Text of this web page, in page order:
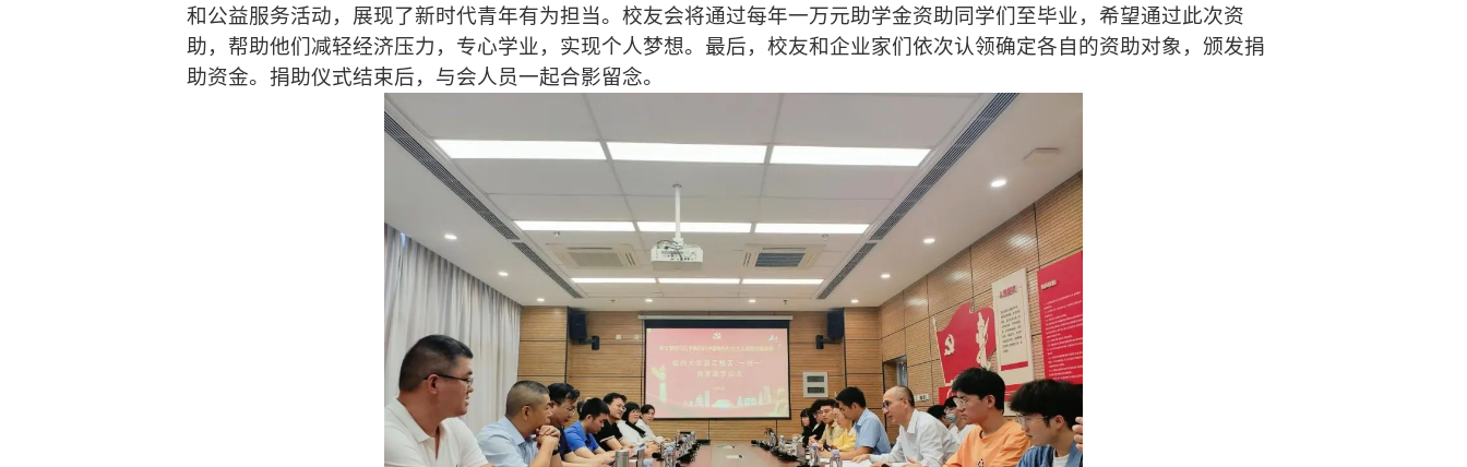
和公益服务活动，展现了新时代青年有为担当。校友会将通过每年一万元助学金资助同学们至毕业，希望通过此次资
助，帮助他们减轻经济压力，专心学业，实现个人梦想。最后，校友和企业家们依次认领确定各自的资助对象，颁发捐
助资金。捐助仪式结束后，与会人员一起合影留念。